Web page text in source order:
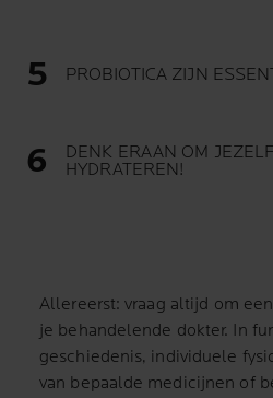
PROBIOTICA ZIJN
DENK ERAAN OM
HYDRATEREN!
Allereerst: vraag altijd om
je behandelende dokter. In
geschiedenis, individuele
van bepaalde medicijnen of